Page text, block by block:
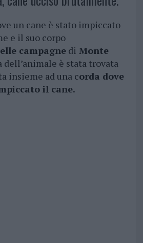
un cane è stato impiccato
e il suo corpo
campagnedi Monte
dell’animale è stata trovata
insieme ad una corda dove
il cane.